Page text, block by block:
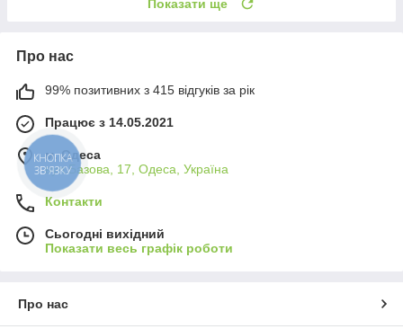
Показати ще
Про нас
99% позитивних з 415 відгуків за рік
Працює з 14.05.2021
м. Одеса
вул.Базова, 17, Одеса, Україна
Контакти
Сьогодні вихідний
Показати весь графік роботи
Про нас
КНОПКА
ЗВ'ЯЗКУ